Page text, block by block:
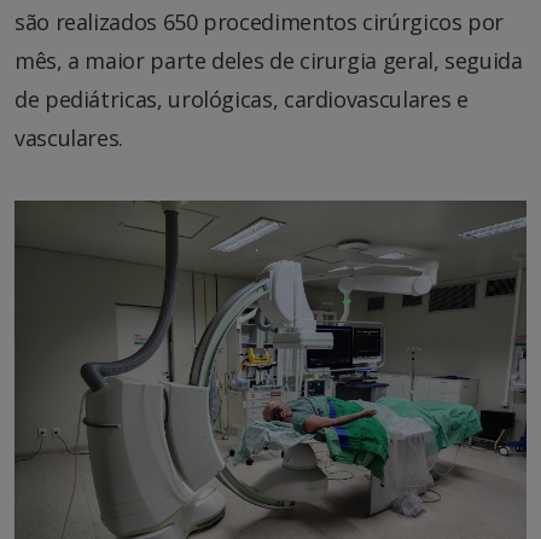
são realizados 650 procedimentos cirúrgicos por
mês, a maior parte deles de cirurgia geral, seguida
de pediátricas, urológicas, cardiovasculares e
vasculares.